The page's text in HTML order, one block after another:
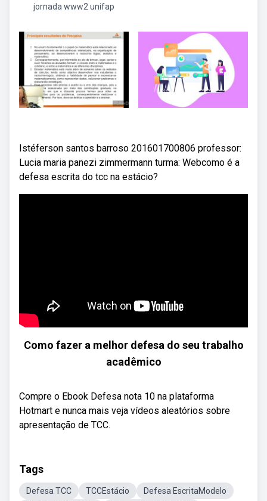
jornada www2 unifap
Istéferson santos barroso 201601700806 professor:
Lucia maria panezi zimmermann turma: Webcomo é a
defesa escrita do tcc na estácio?
Como fazer a melhor defesa do seu trabalho
acadêmico
Compre o Ebook Defesa nota 10 na plataforma
Hotmart e nunca mais veja vídeos aleatórios sobre
apresentação de TCC.
Tags
Defesa TCC TCCEstácio
Defesa EscritaModelo